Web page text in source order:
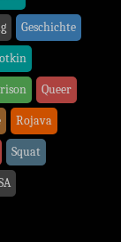
Geschichte
Queer
Rojava
Squat